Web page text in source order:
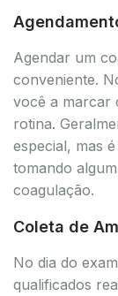
Agendar um
conveniente.
você a marcar
rotina.
especial, mas
tomando
coagulação.
Coleta de
No dia do
qualificados